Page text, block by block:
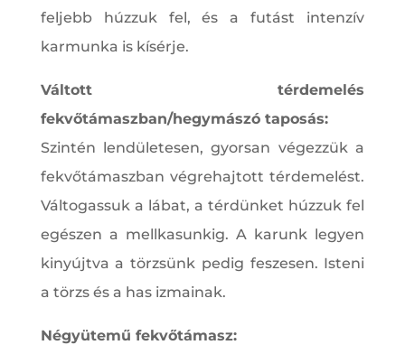
feljebb húzzuk fel, és a futást intenzív
karmunka is kísérje.
Váltott térdemelés
fekvőtámaszban/hegymászó taposás:
Szintén lendületesen, gyorsan végezzük a
fekvőtámaszban végrehajtott térdemelést.
Váltogassuk a lábat, a térdünket húzzuk fel
egészen a mellkasunkig. A karunk legyen
kinyújtva a törzsünk pedig feszesen. Isteni
a törzs és a has izmainak.
Négyütemű fekvőtámasz: